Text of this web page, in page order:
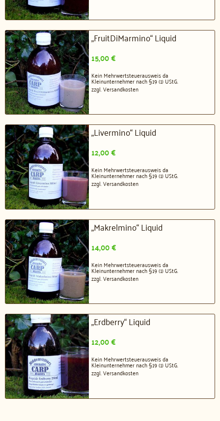
„FruitDiMarmino“ Liquid
15,00€
Kein Mehrwertsteuerausweis da
Kleinunternehmer nach §19 (1) UStG.
zzgl.Versandkosten
„Livermino“ Liquid
12,00€
Kein Mehrwertsteuerausweis da
Kleinunternehmer nach §19 (1) UStG.
zzgl.Versandkosten
„Makrelmino“ Liquid
14,00€
Kein Mehrwertsteuerausweis da
Kleinunternehmer nach §19 (1) UStG.
zzgl.Versandkosten
„Erdberry“ Liquid
12,00€
Kein Mehrwertsteuerausweis da
Kleinunternehmer nach §19 (1) UStG.
zzgl.Versandkosten